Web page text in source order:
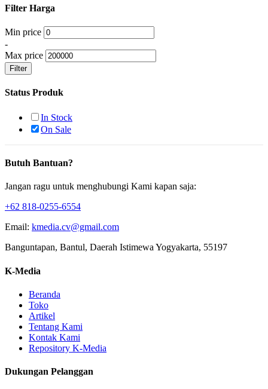
Filter Harga
Min price
-
Max price
Filter
Status Produk
In Stock
On Sale
Butuh Bantuan?
Jangan ragu untuk menghubungi Kami kapan saja:
+62 818-0255-6554
Email: kmedia.cv@gmail.com
Banguntapan, Bantul, Daerah Istimewa Yogyakarta, 55197
K-Media
Beranda
Toko
Artikel
Tentang Kami
Kontak Kami
Repository K-Media
Dukungan Pelanggan